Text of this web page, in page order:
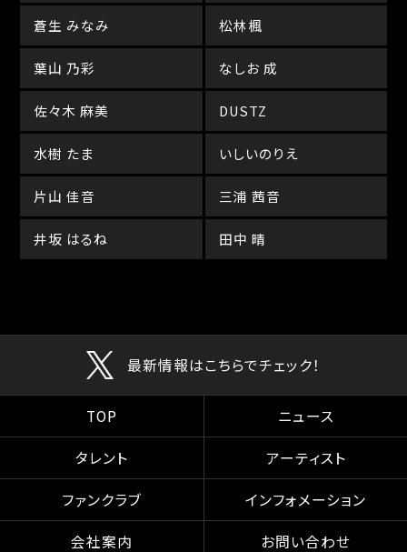
蒼生 みなみ 松林楓
葉山 乃彩 なしお 成
佐々木 麻美 DUSTZ
水樹 たま いしいのりえ
片山 佳音 三浦 茜音
井坂 はるね 田中 晴
最新情報はこちらでチェック！
TOP
ニュース
タレント
アーティスト
ファンクラブ
インフォメーション
会社案内
お問い合わせ